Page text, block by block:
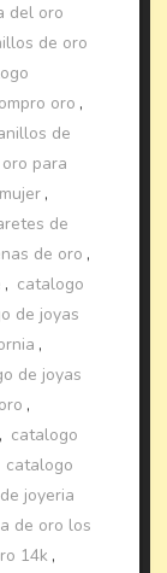
del oro
de oro
oro ,
de
para
,
de
de oro ,
, catalogo
de joyas
,
de joyas
,
, catalogo
catalogo
joyeria
de oro los
14k ,